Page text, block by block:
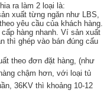
ra làm 2 loại là:
xuất từng ngăn như LBS,
yêu cầu của khách hàng.
hàng nhanh. Ví sản xuất
thì ghép vào bán đúng cấu
theo đơn đặt hàng, (như
chậm hơn, với loại tủ
36KV thì khoảng 10-12